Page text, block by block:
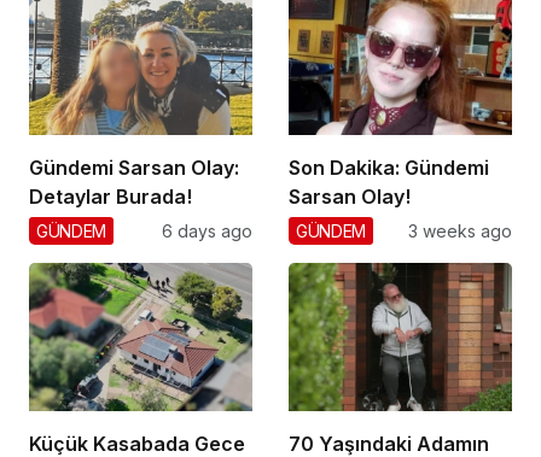
Gündemi Sarsan Olay:
Detaylar Burada!
GÜNDEM 6 days ago
Son Dakika: Gündemi
Sarsan Olay!
GÜNDEM 3 weeks ago
Küçük Kasabada Gece
70 Yaşındaki Adamın